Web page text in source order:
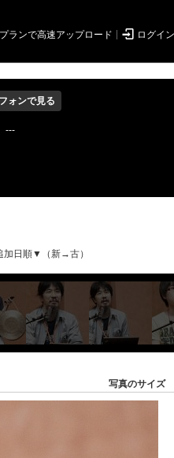
ランで高速アップロード  ログイン
ォンで見る
---
加日順▼（新→古）
写真のサイズ